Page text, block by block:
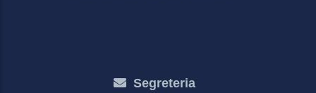
Segreteria